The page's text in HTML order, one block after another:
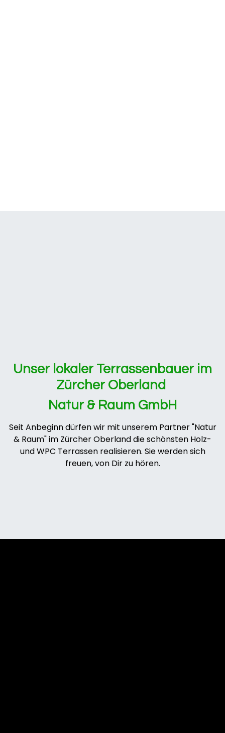
Unser lokaler Terrassenbauer im
Zürcher Oberland
Natur & Raum GmbH
Seit Anbeginn dürfen wir mit unserem Partner "Natur
& Raum" im Zürcher Oberland die schönsten Holz-
und WPC Terrassen realisieren. Sie werden sich
freuen, von Dir zu hören.